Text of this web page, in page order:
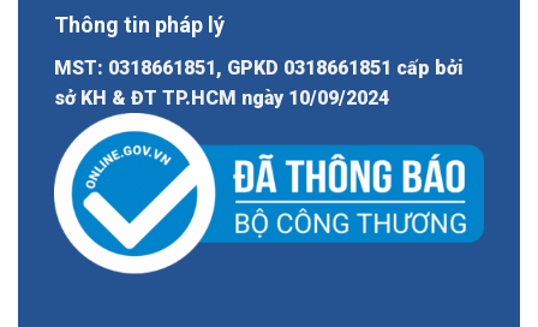
Thông tin pháp lý
MST: 0318661851, GPKD 0318661851 cấp bởi
sở KH & ĐT TP.HCM ngày 10/09/2024